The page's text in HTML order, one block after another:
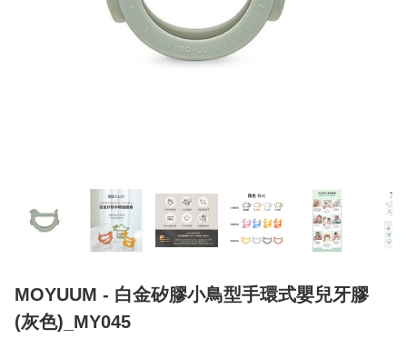
MOYUUM - 白金矽膠小鳥型手環式嬰兒牙膠
(灰色)_MY045